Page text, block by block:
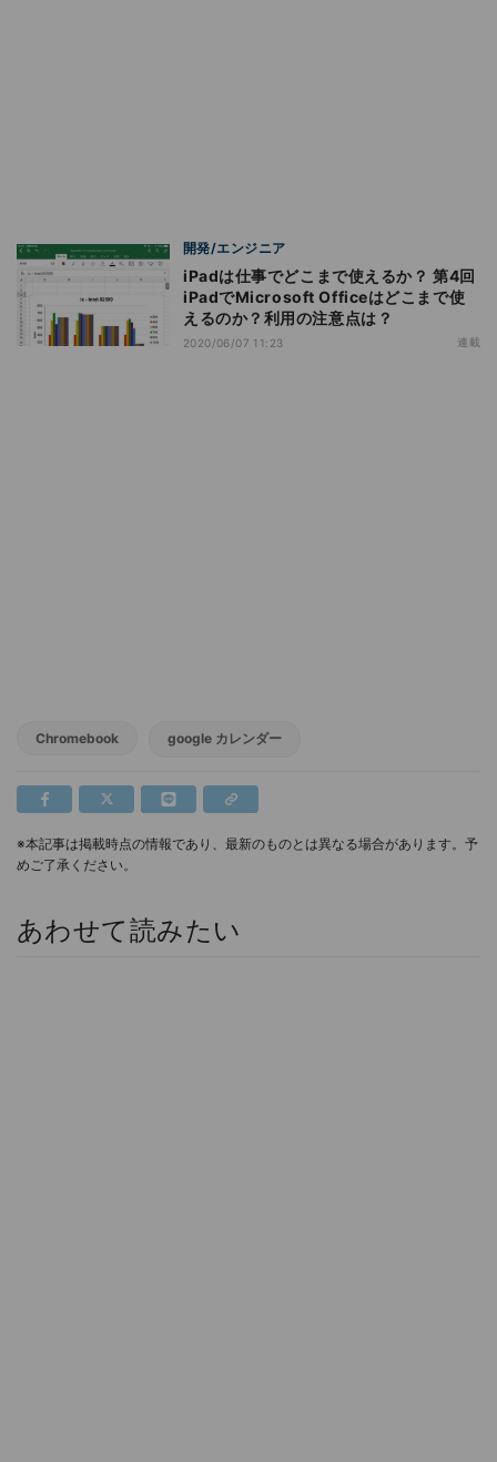
開発/エンジニア
iPadは仕事でどこまで使えるか？ 第4回
iPadでMicrosoft Officeはどこまで使
えるのか？利用の注意点は？
2020/06/07 11:23 連載
Chromebook google カレンダー
※本記事は掲載時点の情報であり、最新のものとは異なる場合があります。予
めご了承ください。
あわせて読みたい